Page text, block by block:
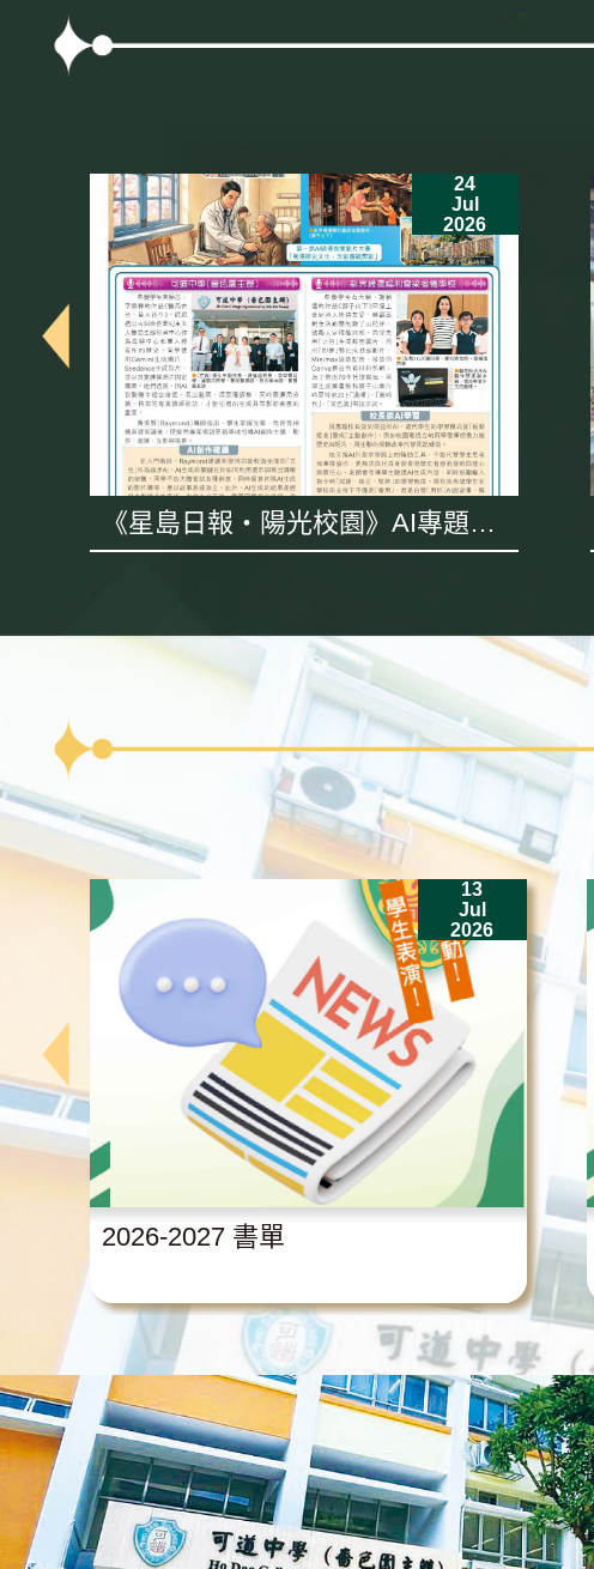
24
Jul
2026
《星島日報・陽光校園》AI專題採
訪
13
Jul
2026
2026-2027 書單